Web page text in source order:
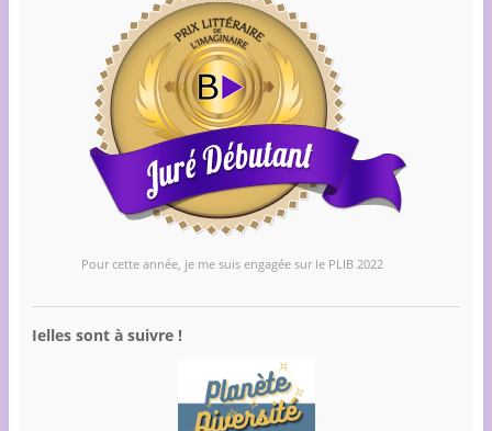
Pour cette année, je me suis engagée sur le PLIB 2022
Ielles sont à suivre !